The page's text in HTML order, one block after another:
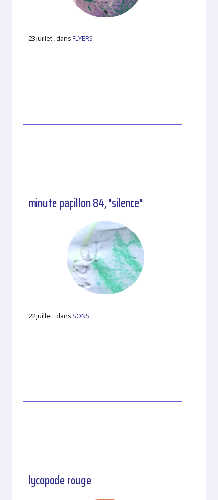
23 juillet , dansFLYERS
minute papillon 84, "silence"
22 juillet , dansSONS
lycopode rouge